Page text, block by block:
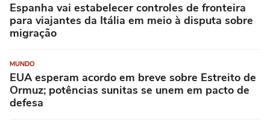
Espanha vai estabelecer controles de fronteira
para viajantes da Itália em meio à disputa sobre
migração
MUNDO
EUA esperam acordo em breve sobre Estreito de
Ormuz; potências sunitas se unem em pacto de
defesa